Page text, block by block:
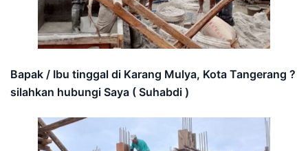
Bapak / Ibu tinggal di Karang Mulya, Kota Tangerang ?
silahkan hubungi Saya ( Suhabdi )